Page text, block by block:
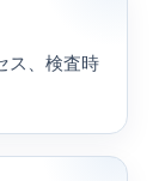
ス、検査時